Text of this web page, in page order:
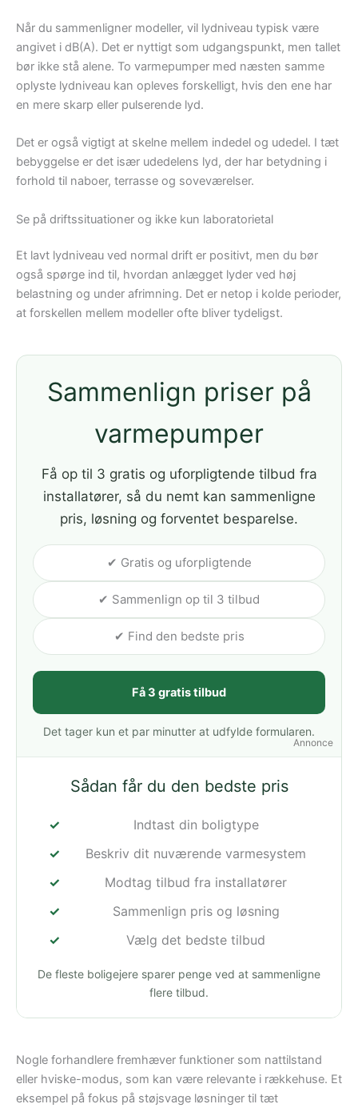
Når du sammenligner modeller, vil lydniveau typisk være
angivet i dB(A). Det er nyttigt som udgangspunkt, men tallet
bør ikke stå alene. To varmepumper med næsten samme
oplyste lydniveau kan opleves forskelligt, hvis den ene har
en mere skarp eller pulserende lyd.
Det er også vigtigt at skelne mellem indedel og udedel. I tæt
bebyggelse er det især udedelens lyd, der har betydning i
forhold til naboer, terrasse og soveværelser.
Se på driftssituationer og ikke kun laboratorietal
Et lavt lydniveau ved normal drift er positivt, men du bør
også spørge ind til, hvordan anlægget lyder ved høj
belastning og under afrimning. Det er netop i kolde perioder,
at forskellen mellem modeller ofte bliver tydeligst.
Annonce
Sammenlign priser på
varmepumper
Få op til 3 gratis og uforpligtende tilbud fra
installatører, så du nemt kan sammenligne
pris, løsning og forventet besparelse.
✔ Gratis og uforpligtende
✔ Sammenlign op til 3 tilbud
✔ Find den bedste pris
Få 3 gratis tilbud
Det tager kun et par minutter at udfylde formularen.
Sådan får du den bedste pris
Indtast din boligtype
Beskriv dit nuværende varmesystem
Modtag tilbud fra installatører
Sammenlign pris og løsning
Vælg det bedste tilbud
De fleste boligejere sparer penge ved at sammenligne
flere tilbud.
Nogle forhandlere fremhæver funktioner som nattilstand
eller hviske-modus, som kan være relevante i rækkehuse. Et
eksempel på fokus på støjsvage løsninger til tæt